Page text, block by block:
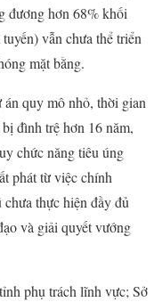
đương hơn 68% khối
vẫn chưa thể triển
mặt bằng.
quy mô nhỏ, thời gian
đình trệ hơn 16 năm,
chức năng tiêu úng
phát từ việc chính
thực hiện đầy đủ
và giải quyết vướng
phụ trách lĩnh vực; Sở